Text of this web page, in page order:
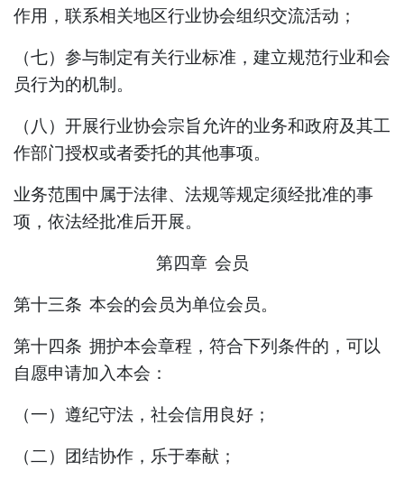
作用，联系相关地区行业协会组织交流活动；
（七）参与制定有关行业标准，建立规范行业和会
员行为的机制。
（ 八 ）开展行业协会宗旨允许的业务和政府及其工
作部门授权或者委托的其他事项。
业务范围中属于法律、法规等规定须经批准的事
项，依法经批准后开展。
第四章 会员
第十三条 本会的会员为单位会员。
第十四条 拥护本会章程，符合下列条件的，可以
自愿申请加入本会：
（一）遵纪守法，社会信用良好；
（二）团结协作，乐于奉献；